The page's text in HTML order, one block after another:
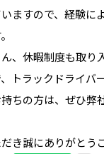
ますので、経験に
、休暇制度も取り
トラックドライバ
ちの方は、ぜひ弊
き誠にありがとう